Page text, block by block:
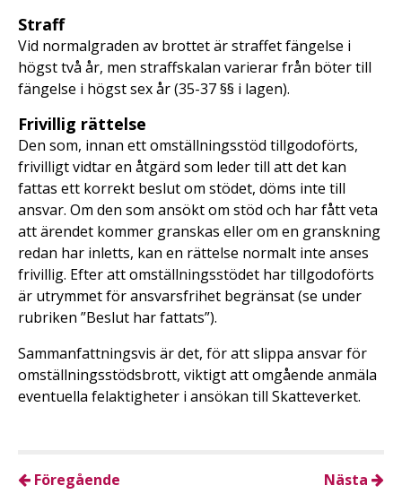
Straff
Vid normalgraden av brottet är straffet fängelse i
högst två år, men straffskalan varierar från böter till
fängelse i högst sex år (35-37 §§ i lagen).
Frivillig rättelse
Den som, innan ett omställningsstöd tillgodoförts,
frivilligt vidtar en åtgärd som leder till att det kan
fattas ett korrekt beslut om stödet, döms inte till
ansvar. Om den som ansökt om stöd och har fått veta
att ärendet kommer granskas eller om en granskning
redan har inletts, kan en rättelse normalt inte anses
frivillig. Efter att omställningsstödet har tillgodoförts
är utrymmet för ansvarsfrihet begränsat (se under
rubriken ”Beslut har fattats”).
Sammanfattningsvis är det, för att slippa ansvar för
omställningsstödsbrott, viktigt att omgående anmäla
eventuella felaktigheter i ansökan till Skatteverket.
Föregående Nästa